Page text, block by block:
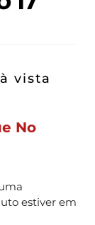
à vista
No
estiver em